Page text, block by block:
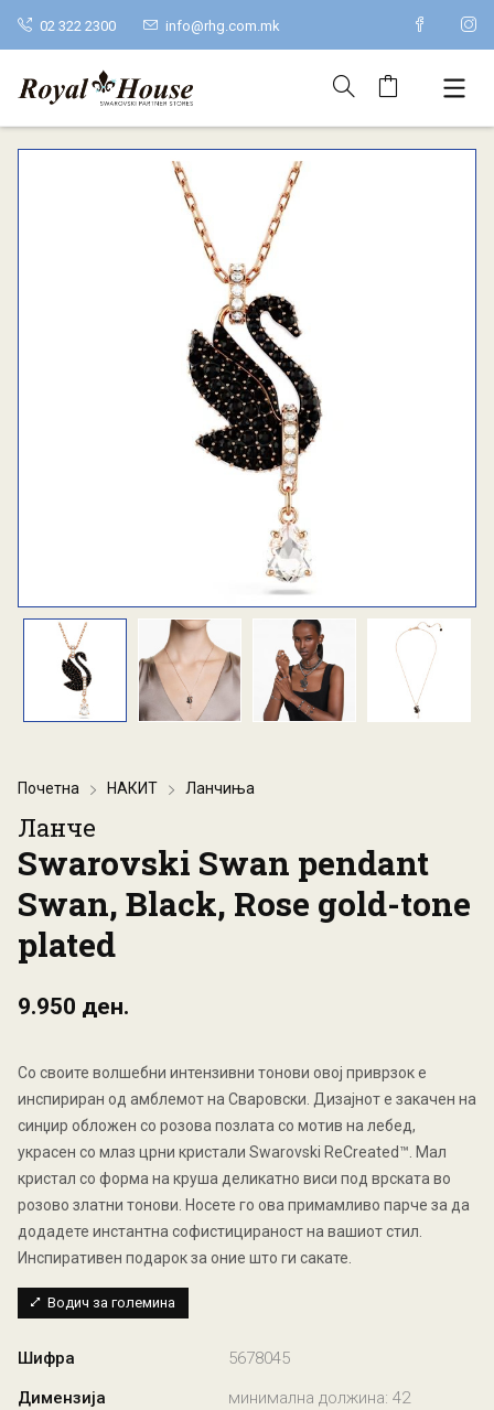
02 322 2300 info@rhg.com.mk
Почетна НАКИТ Ланчиња
Ланче
Swarovski Swan pendant
Swan, Black, Rose gold-tone
plated
9.950 ден.
Со своите волшебни интензивни тонови овој приврзок е
инспириран од амблемот на Сваровски. Дизајнот е закачен на
синџир обложен со розова позлата со мотив на лебед,
украсен со млаз црни кристали Swarovski ReCreated™. Мал
кристал со форма на круша деликатно виси под врската во
розово златни тонови. Носете го ова примамливо парче за да
додадете инстантна софистицираност на вашиот стил.
Инспиративен подарок за оние што ги сакате.
Водич за големина
Шифра
5678045
Димензија
минимална должина: 42